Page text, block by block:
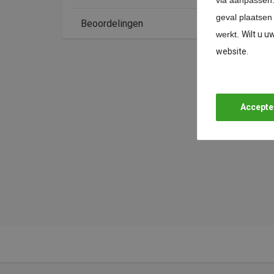
Beoordelingen
geval
werkt. Wilt u
website.